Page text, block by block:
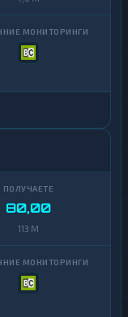
80,00
113 M